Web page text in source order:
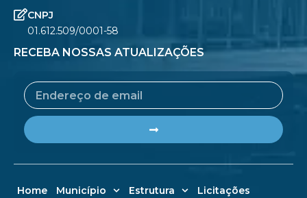
CNPJ
01.612.509/0001-58
RECEBA NOSSAS ATUALIZAÇÕES
Email
Home Município Estrutura Licitações